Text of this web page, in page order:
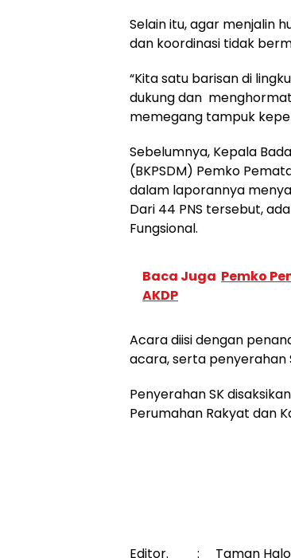
Selain itu, agar menjalin
dan koordinasi tidak
“Kita satu barisan di
dukung dan
memegang tampuk
Sebelumnya, Kepala
(BKPSDM) Pemko
dalam laporannya
Dari 44 PNS tersebut,
Fungsional.
Baca Juga Pemko
AKDP
Acara diisi dengan
acara, serta penyerahan
Penyerahan SK
Perumahan Rakyat dan
Editor. : Taman